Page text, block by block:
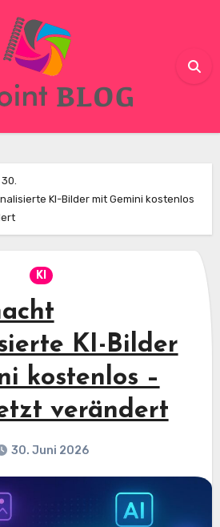
30.
KI-Bilder mit Gemini kostenlos
KI
KI-Bilder
kostenlos –
verändert
30. Juni 2026